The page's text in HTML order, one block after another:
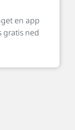
en app
gratis ned